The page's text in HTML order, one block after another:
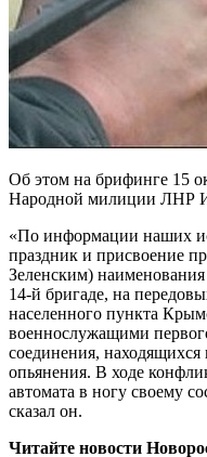
Об этом на брифинге 15
Народной милиции ЛНР
«По информации наших
праздник и присвоение
Зеленским)
14-й бригаде, на
населенного пункта
военнослужащими
соединения, находящихся
опьянения. В ходе
автомата в ногу своему
сказал он.
Читайте новости